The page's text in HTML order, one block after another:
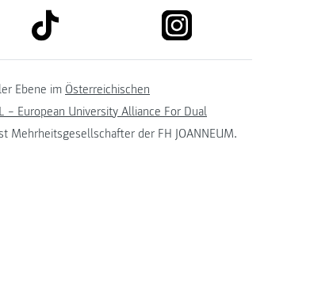
link to tiktok
Ebene im Österreichischen
– European University Alliance For Dual
Mehrheitsgesellschafter der FH JOANNEUM.